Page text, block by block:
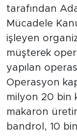
tarafından
Mücadele
işleyen
müşterek
yapılan
Operasyon
milyon 20 bin
makaron
bandrol, 10